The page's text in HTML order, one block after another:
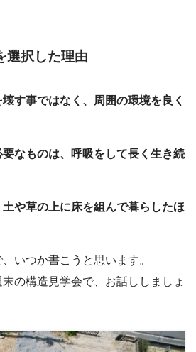
選択した理由
す事ではなく、周囲の環境を良く
なものは、呼吸をして長く生き続
や草の上に床を組んで暮らしたほ
いつか書こうと思います。
の構造見学会で、お話ししましょ